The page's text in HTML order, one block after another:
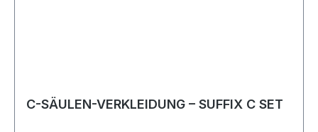
C-SÄULEN-VERKLEIDUNG – SUFFIX C SET